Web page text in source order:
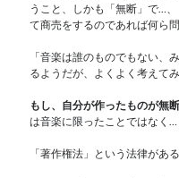
うこと、しかも「無断」で…
て商売をするのであれば何ら
「音楽は誰のものでもない
るようだが、よくよく考えてみ
もし、自分が作ったものが無
は音楽に限ったことではなく…
「著作権法」という法律がある